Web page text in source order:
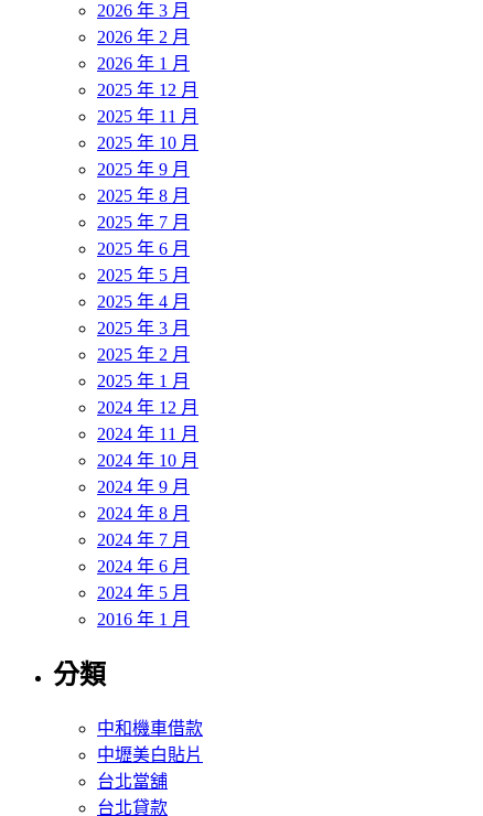
2026 年 3 月
2026 年 2 月
2026 年 1 月
2025 年 12 月
2025 年 11 月
2025 年 10 月
2025 年 9 月
2025 年 8 月
2025 年 7 月
2025 年 6 月
2025 年 5 月
2025 年 4 月
2025 年 3 月
2025 年 2 月
2025 年 1 月
2024 年 12 月
2024 年 11 月
2024 年 10 月
2024 年 9 月
2024 年 8 月
2024 年 7 月
2024 年 6 月
2024 年 5 月
2016 年 1 月
分類
中和機車借款
中壢美白貼片
台北當舖
台北貸款